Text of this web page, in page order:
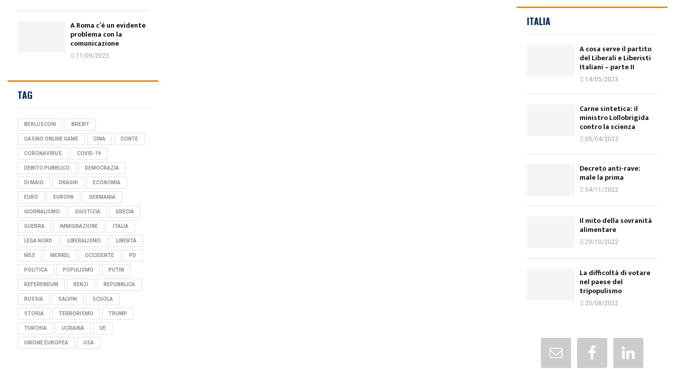
A Roma c’è un evidente
problema con la
comunicazione
11/09/2023
TAG
BERLUSCONI BREXIT
CASINO ONLINE GAME CINA CONTE
CORONAVIRUS COVID-19
DEBITO PUBBLICO DEMOCRAZIA
DI MAIO DRAGHI ECONOMIA
EURO EUROPA GERMANIA
GIORNALISMO GIUSTIZIA GRECIA
GUERRA IMMIGRAZIONE ITALIA
LEGA NORD LIBERALISMO LIBERTÀ
M5S MERKEL OCCIDENTE PD
POLITICA POPULISMO PUTIN
REFERENDUM RENZI REPUBBLICA
RUSSIA SALVINI SCUOLA
STORIA TERRORISMO TRUMP
TURCHIA UCRAINA UE
UNIONE EUROPEA USA
ITALIA
A cosa serve il partito
del Liberali e Liberisti
Italiani – parte II
14/05/2023
Carne sintetica: il
ministro Lollobrigida
contro la scienza
05/04/2023
Decreto anti-rave:
male la prima
04/11/2022
Il mito della sovranità
alimentare
29/10/2022
La difficoltà di votare
nel paese del
tripopulismo
25/08/2022